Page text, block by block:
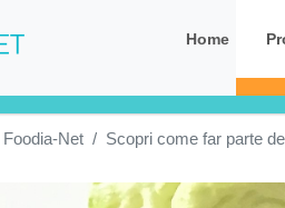
Home
Net Scopri come far parte